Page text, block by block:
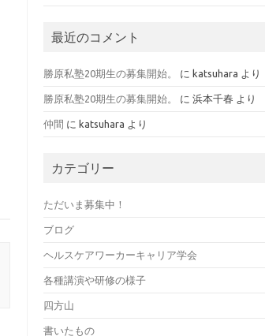
最近のコメント
勝原私塾20期生の募集開始。 に katsuhara より
勝原私塾20期生の募集開始。 に浜本千春 より
仲間 に katsuhara より
カテゴリー
ただいま募集中！
ブログ
ヘルスケアワーカーキャリア学会
各種講演や研修の様子
四方山
書いたもの